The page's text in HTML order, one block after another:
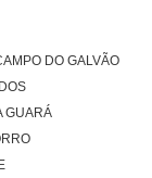
DO GALVÃO
GUARÁ